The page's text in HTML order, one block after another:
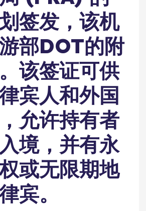
签发，该机
部DOT的附
该签证可供
宾人和外国
允许持有者
境，并有永
或无限期地
宾。